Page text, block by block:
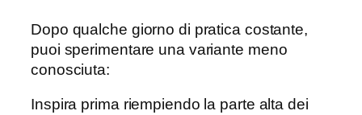
Dopo qualche giorno di pratica costante,
puoi sperimentare una variante meno
conosciuta:
Inspira prima riempiendo la parte alta dei